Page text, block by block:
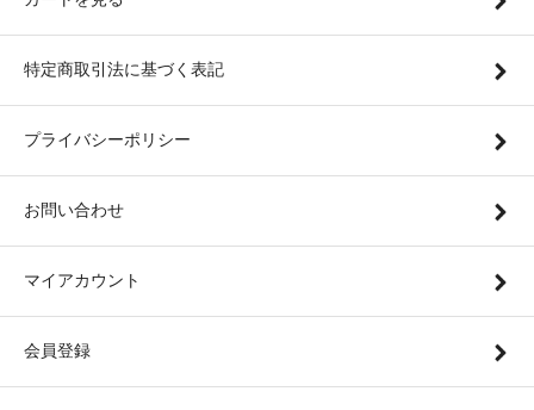
特定商取引法に基づく表記
プライバシーポリシー
お問い合わせ
マイアカウント
会員登録